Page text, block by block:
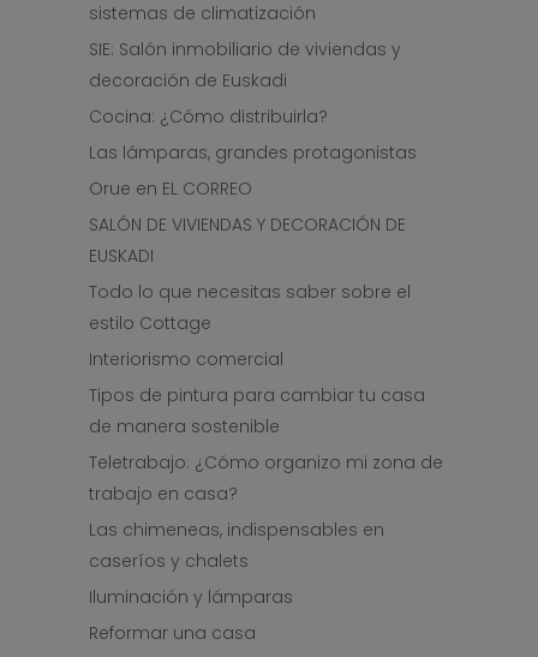
sistemas de climatización
SIE: Salón inmobiliario de viviendas y
decoración de Euskadi
Cocina: ¿Cómo distribuirla?
Las lámparas, grandes protagonistas
Orue en EL CORREO
SALÓN DE VIVIENDAS Y DECORACIÓN DE
EUSKADI
Todo lo que necesitas saber sobre el
estilo Cottage
Interiorismo comercial
Tipos de pintura para cambiar tu casa
de manera sostenible
Teletrabajo: ¿Cómo organizo mi zona de
trabajo en casa?
Las chimeneas, indispensables en
caseríos y chalets
Iluminación y lámparas
Reformar una casa